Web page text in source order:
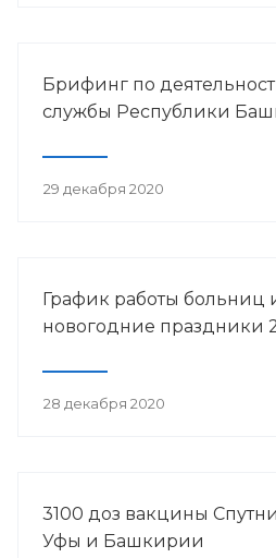
Брифинг по
службы Республики
29 декабря 2020
График работы больниц
новогодние праздники
28 декабря 2020
3100 доз вакцины
Уфы и Башкирии